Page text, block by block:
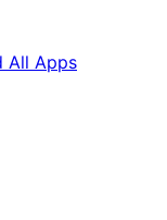
All Apps